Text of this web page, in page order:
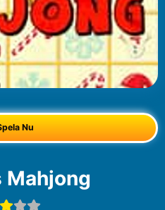
Nu
Mahjong